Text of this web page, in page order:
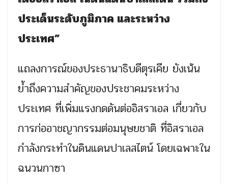
ประเด็นระดับภูมิภาค และระหว่าง
ประเทศ”
แถลงการณ์ของประธานาธิบดีตุรเคีย ยังเน้น
ย้ำถึงความสำคัญของประชาคมระหว่าง
ประเทศ ที่เพิ่มแรงกดดันต่ออิสราเอล เกี่ยวกับ
การก่ออาชญากรรมต่อมนุษยชาติ ที่อิสราเอล
กำลังกระทำในดินแดนปาเลสไตน์ โดยเฉพาะใน
ฉนวนกาซา